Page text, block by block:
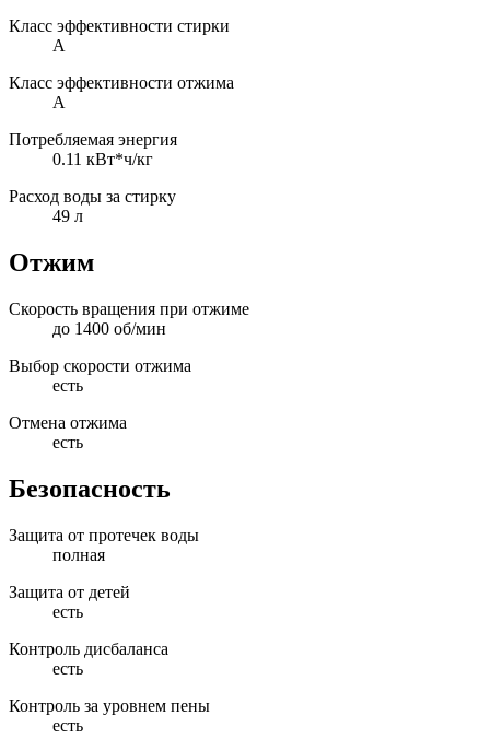
Класс эффективности стирки
A
Класс эффективности отжима
A
Потребляемая энергия
0.11 кВт*ч/кг
Расход воды за стирку
49 л
Отжим
Скорость вращения при отжиме
до 1400 об/мин
Выбор скорости отжима
есть
Отмена отжима
есть
Безопасность
Защита от протечек воды
полная
Защита от детей
есть
Контроль дисбаланса
есть
Контроль за уровнем пены
есть